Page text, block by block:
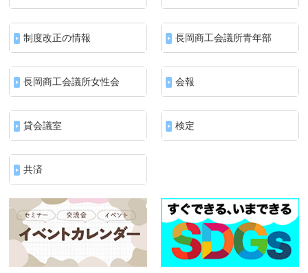
制度改正の情報 長岡商工会議所青年部
長岡商工会議所女性会 会報
貸会議室 検定
共済